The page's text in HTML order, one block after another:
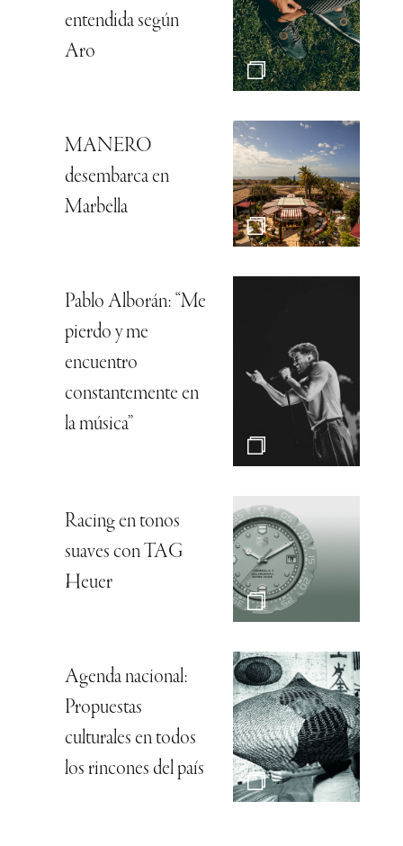
entendida según
Aro
MANERO
desembarca en
Marbella
Pablo Alborán: “Me
pierdo y me
encuentro
constantemente en
la música”
Racing en tonos
suaves con TAG
Heuer
Agenda nacional:
Propuestas
culturales en todos
los rincones del país